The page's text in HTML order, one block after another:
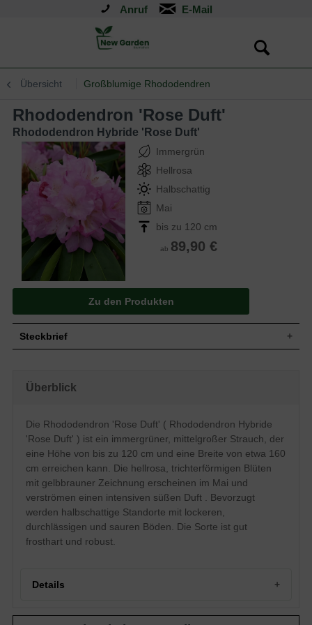
Anruf
Übersicht Großblumige Rhododendren
Rhododendron 'Rose Duft'
Rhododendron Hybride 'Rose Duft'
Immergrün
Hellrosa
Halbschattig
Mai
bis zu 120 cm
ab 89,90 €
Zu den Produkten
Steckbrief
Blatt
Immergrün, schmal-oval bis elliptisch, am
Ende zugespitzt, derb, matt glänzend,
dunkelgrün, Unterseite heller, ca. 10 cm
lang
Frucht
Kapselfrucht
Blüte
Hellrosa, innen heller bis fast weiß, mit
gelbbrauner Zeichnung, weit geöffnet,
trichterförmig, Einzelblüte 5 bis 6 cm groß,
in Dolden zusammen, starker süßer Duft,
reichblühend
Blütezeit
Mai
Überblick
Die Rhododendron 'Rose Duft' ( Rhododendron Hybride
'Rose Duft' ) ist ein immergrüner, mittelgroßer Strauch, der
eine Höhe von bis zu 120 cm und eine Breite von etwa 160
cm erreichen kann. Die hellrosa, trichterförmigen Blüten
mit gelbbrauner Zeichnung erscheinen im Mai und
verströmen einen intensiven süßen Duft . Bevorzugt
werden halbschattige Standorte mit lockeren,
durchlässigen und sauren Böden. Die Sorte ist gut
frosthart und robust.
Details